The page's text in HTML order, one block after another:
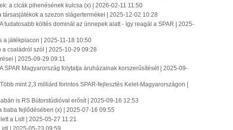
a cicák pihenésének kulcsa (x) | 2026-02-11 11:50
társasjátékok a szezon slágertermékei | 2025-12-02 10:28
tudatosabb költés dominál az ünnepek alatt - így reagál a SPAR | 2025-
a játékpiacon | 2025-11-18 10:50
a családról szól | 2025-10-29 09:28
| 2025-09-29 09:11
SPAR Magyarország folytatja áruházainak korszerűsítését | 2025-09-
mint 2,3 milliárd forintos SPAR-fejlesztés Kelet-Magyarországon |
is RS Bútorstúdióval erősít | 2025-09-16 12:53
baba fejlődésében (x) | 2025-07-16 09:55
a Lidl | 2025-05-27 11:21
| 2025-05-23 09:59